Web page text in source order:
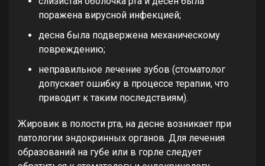
поражена вирусной инфекцией;
десна была подвержена механическому
повреждению;
неправильное лечение зубов (стоматолог
допускает ошибку в процессе терапии, что
приводит к таким последствиям).
Жировик в полости рта, на десне возникает при
патологии эндокринных органов. Для лечения
образований на губе или в горле следует